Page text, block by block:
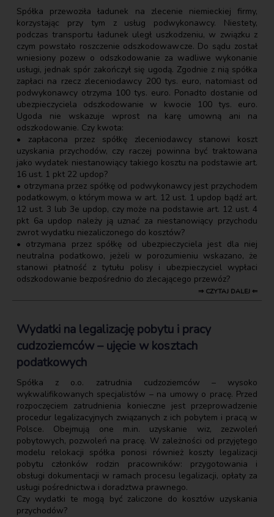
Spółka przewoziła ładunek na zlecenie niemieckiej firmy,
korzystając przy tym z usług podwykonawcy. Niestety,
podczas transportu ładunek uległ uszkodzeniu, w związku z
czym powstało roszczenie odszkodowawcze. Do sądu został
wniesiony pozew o odszkodowanie za wadliwe wykonanie
usługi, jednak spór zakończył się ugodą. Zgodnie z nią spółka
zapłaci na rzecz zleceniodawcy 200 tys. euro, natomiast od
podwykonawcy otrzyma 100 tys. euro. Ponadto dostanie od
ubezpieczyciela odszkodowanie w kwocie 100 tys. euro.
Ugoda nie wskazuje wprost na karę umowną ani na
odszkodowanie. Czy kwota:
• zapłacona przez spółkę zleceniodawcy stanowi koszt
uzyskania przychodów, czy raczej powinna być traktowana
jako wydatek niestanowiący takiego kosztu na podstawie art.
16 ust. 1 pkt 22 updop?
• otrzymana przez spółkę od podwykonawcy jest przychodem
podatkowym, o którym mowa w art. 12 ust. 1 updop bądź art.
12 ust. 3 lub 3e updop, czy może na podstawie art. 12 ust. 4
pkt 6a updop należy ją uznać za niestanowiący przychodu
zwrot wydatku niezaliczonego do kosztów?
• otrzymana przez spółkę od ubezpieczyciela jest dla niej
neutralna podatkowo, jeżeli w porozumieniu wskazano, że
stanowi płatność z tytułu polisy i ubezpieczyciel wypłaci
odszkodowanie bezpośrednio do zlecającego przewóz?
⇒ CZYTAJ DALEJ ⇐
Wydatki na legalizację pobytu i pracy
cudzoziemców – ujęcie w kosztach
podatkowych
Spółka z o.o. zatrudnia cudzoziemców – wysoko
wykwalifikowanych specjalistów – na umowy o pracę. Przed
rozpoczęciem zatrudnienia konieczne jest przeprowadzenie
procedur legalizacyjnych związanych z ich pobytem i pracą w
Polsce. Obejmują one m.in. uzyskanie wiz, zezwoleń
pobytowych, pozwoleń na pracę. W zależności od przyjętego
modelu relokacji spółka ponosi również koszty legalizacji
pobytu członków rodzin pracowników: przygotowania i
obsługi dokumentacji w ramach procesu legalizacji, opłaty za
usługi pośrednictwa i doradztwa prawnego.
Czy wydatki te mogą być zaliczone do kosztów uzyskania
przychodów?